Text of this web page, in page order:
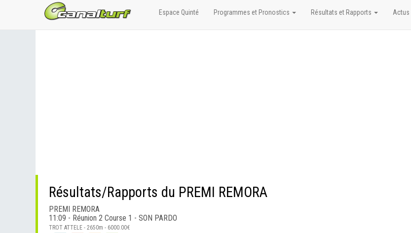
Résultats/Rapports du PREMI REMORA
PREMI REMORA
11:09 - Réunion 2 Course 1 - SON PARDO
TROT ATTELE - 2650m - 6000.00€
Espace Quinté Programmes et Pronostics Résultats et Rapports Actus